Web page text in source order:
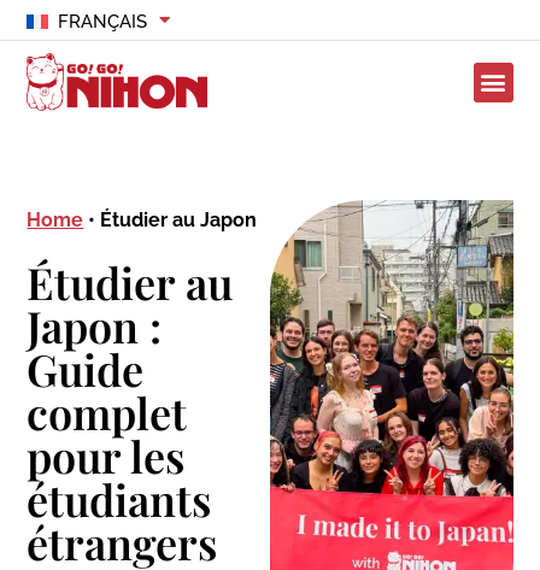
FRANÇAIS
Home • Étudier au Japon
Étudier au
Japon :
Guide
complet
pour les
étudiants
étrangers